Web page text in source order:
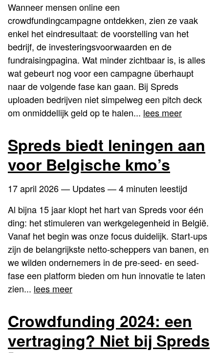
Wanneer mensen online een
crowdfundingcampagne ontdekken, zien ze vaak
enkel het eindresultaat: de voorstelling van het
bedrijf, de investeringsvoorwaarden en de
fundraisingpagina. Wat minder zichtbaar is, is alles
wat gebeurt nog voor een campagne überhaupt
naar de volgende fase kan gaan. Bij Spreds
uploaden bedrijven niet simpelweg een pitch deck
om onmiddellijk geld op te halen... lees meer
Spreds biedt leningen aan
voor Belgische kmo’s
17 april 2026— Updates — 4 minuten leestijd
Al bijna 15 jaar klopt het hart van Spreds voor één
ding: het stimuleren van werkgelegenheid in België.
Vanaf het begin was onze focus duidelijk. Start-ups
zijn de belangrijkste netto-scheppers van banen, en
we wilden ondernemers in de pre-seed- en seed-
fase een platform bieden om hun innovatie te laten
zien... lees meer
Crowdfunding 2024: een
vertraging? Niet bij Spreds